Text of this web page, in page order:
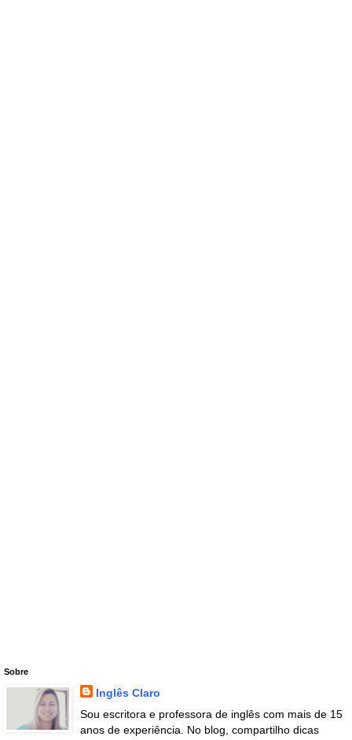
Sobre
Inglês Claro
Sou escritora e professora de inglês com mais de 15
anos de experiência. No blog, compartilho dicas